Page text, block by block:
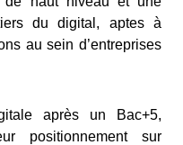
du digital, aptes à
au sein d’entreprises
après un Bac+5,
positionnement sur